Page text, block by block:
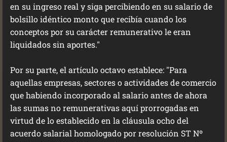
en su ingreso real y siga percibiendo en su salario de
bolsillo idéntico monto que recibía cuando los
conceptos por su carácter remunerativo le eran
liquidados sin aportes."
Por su parte, el artículo octavo establece: "Para
aquellas empresas, sectores o actividades de comercio
que habiendo incorporado al salario antes de ahora
las sumas no remunerativas aquí prorrogadas en
virtud de lo establecido en la cláusula ocho del
acuerdo salarial homologado por resolución ST Nº